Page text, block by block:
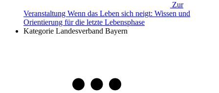
Zur
Veranstaltung Wenn das Leben sich neigt: Wissen und
Orientierung für die letzte Lebensphase
Kategorie Landesverband Bayern